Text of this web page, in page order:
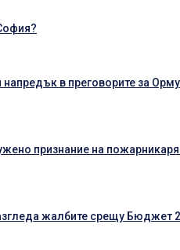
в преговорите за
признание на
жалбите срещу Бюджет